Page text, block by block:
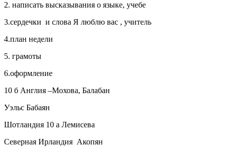
2. написать высказывания о языке, учебе
3.сердечки и слова Я люблю вас , учитель
4.план недели
5. грамоты
6.оформление
10 б Англия –Мохова, Балабан
Уэльс Бабаян
Шотландия 10 а Лемисева
Северная Ирландия Акопян